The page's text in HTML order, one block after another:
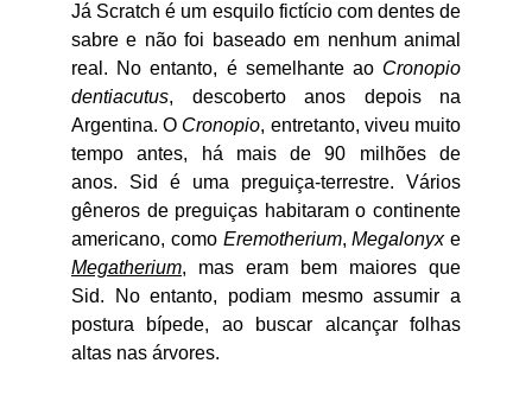
Já Scratch é um esquilo fictício com dentes de
sabre e não foi baseado em nenhum animal
real. No entanto, é semelhante ao Cronopio
dentiacutus, descoberto anos depois na
Argentina. O Cronopio, entretanto, viveu muito
tempo antes, há mais de 90 milhões de
anos. Sid é uma preguiça-terrestre. Vários
gêneros de preguiças habitaram o continente
americano, como Eremotherium,Megalonyxe
Megatherium, mas eram bem maiores que
Sid. No entanto, podiam mesmo assumir a
postura bípede, ao buscar alcançar folhas
altas nas árvores.